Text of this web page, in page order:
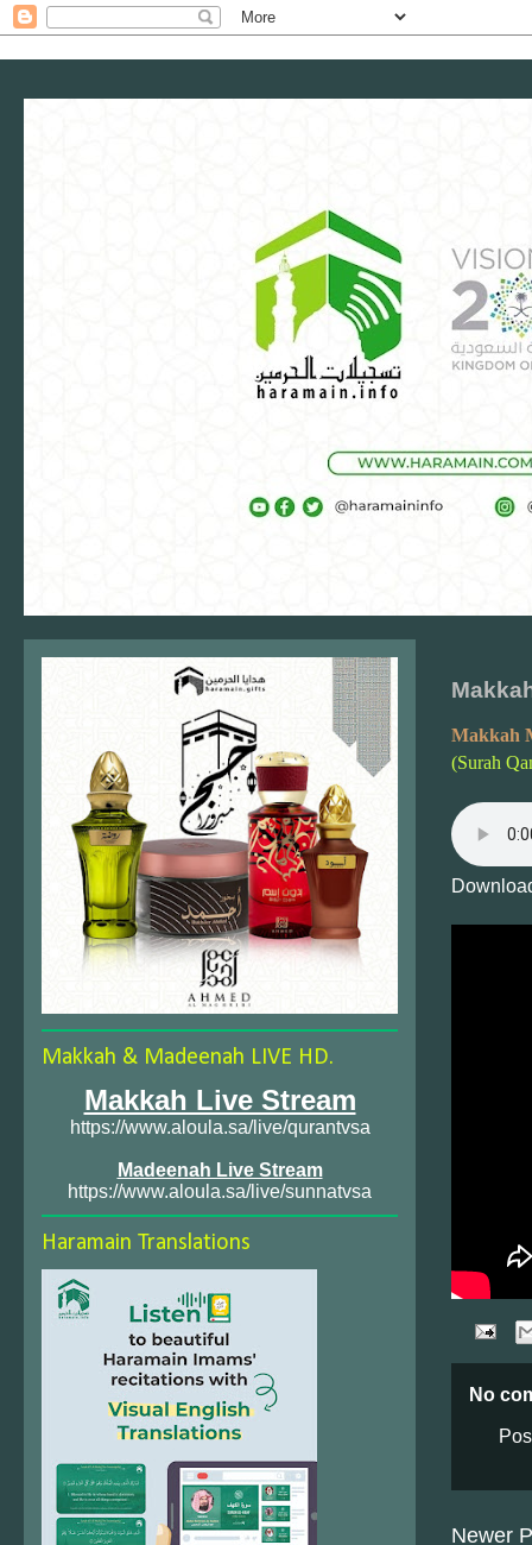
Makkah
(Surah
No
Newer
Makkah & Madeenah LIVE HD.
Makkah Live Stream
https://www.aloula.sa/live/qurantvsa
Madeenah Live Stream
https://www.aloula.sa/live/sunnatvsa
Haramain Translations